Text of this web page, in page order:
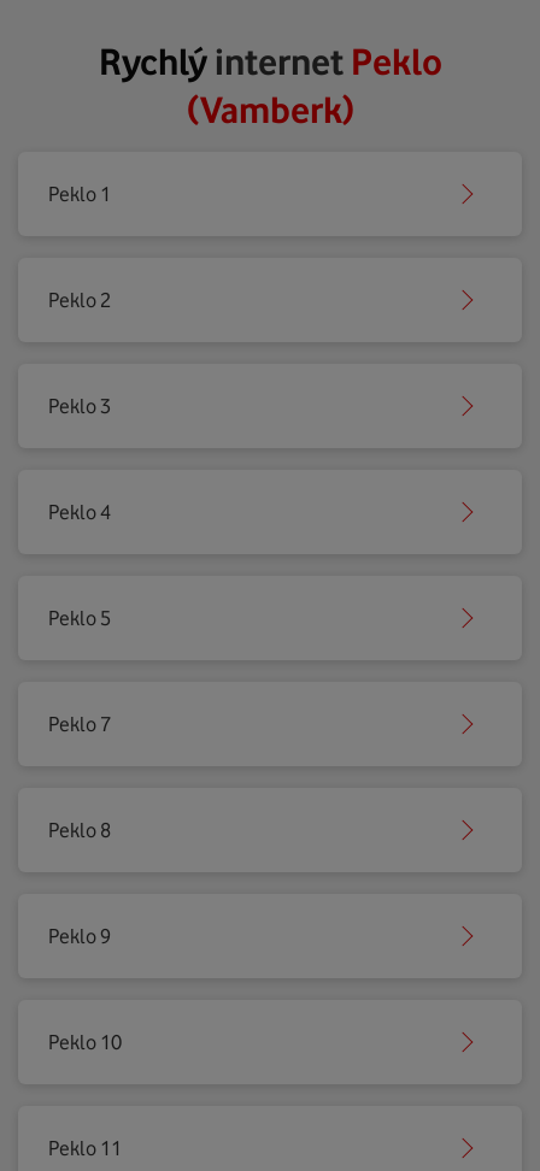
Rychlýinternet Peklo
(Vamberk)
Peklo 1
Peklo 2
Peklo 3
Peklo 4
Peklo 5
Peklo 7
Peklo 8
Peklo 9
Peklo 10
Peklo 11